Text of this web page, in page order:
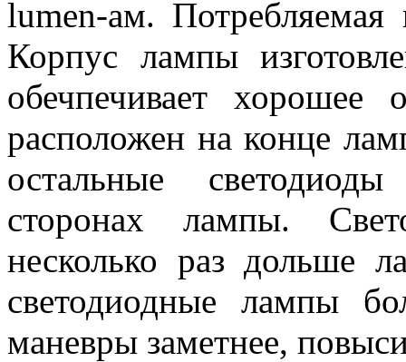
lumen-ам. Потребляемая
Корпус лампы
обечпечивает хорошее
расположен на конце
остальные
сторонах лампы.
несколько раз дольше
светодиодные лампы
маневры заметнее,